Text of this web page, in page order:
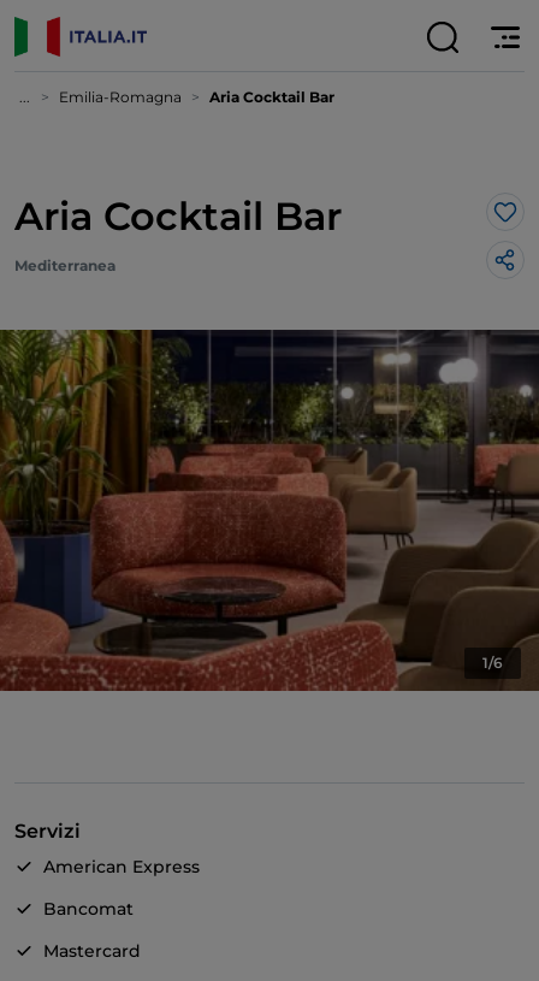
... Emilia-Romagna Aria Cocktail Bar
Aria Cocktail Bar
Mediterranea
1/6
Servizi
American Express
Bancomat
Mastercard